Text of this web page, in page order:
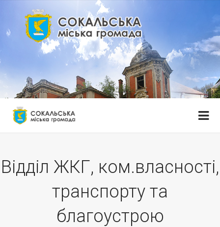
Відділ ЖКГ, ком.власності,
транспорту та
благоустрою